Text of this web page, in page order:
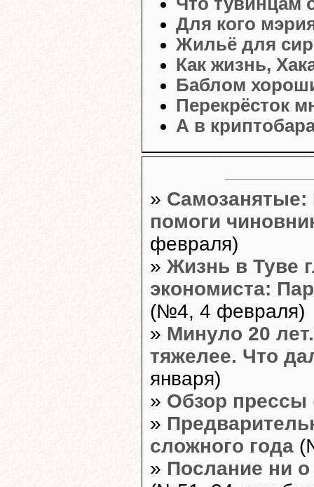
Для кого
Жильё для
Как жизнь,
Баблом
Перекрёсток
А в
»
помоги
февраля)
» Жизнь в Туве
экономиста:
(№4, 4 февраля)
» Минуло 20
тяжелее. Что
января)
» Обзор прессы
»
сложного года
» Послание ни